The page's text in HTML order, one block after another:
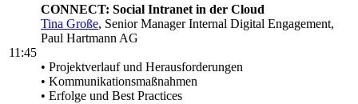
11:45
CONNECT: Social Intranet in der Cloud
Tina Große, Senior Manager Internal Digital Engagement,
Paul Hartmann AG
• Projektverlauf und Herausforderungen
• Kommunikationsmaßnahmen
• Erfolge und Best Practices